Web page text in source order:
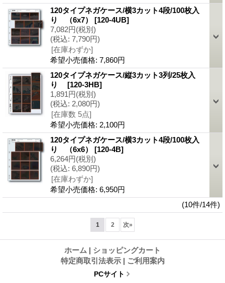
120タイプネガケース/横3カット4段/100枚入
り （6x7） [120-4UB]
7,082円(税別)
(税込: 7,790円)
[在庫わずか]
希望小売価格: 7,860円
120タイプネガケース/縦3カット3列/25枚入
り [120-3HB]
1,891円(税別)
(税込: 2,080円)
[在庫数 5点]
希望小売価格: 2,100円
120タイプネガケース/横3カット4段/100枚入
り （6x6） [120-4B]
6,264円(税別)
(税込: 6,890円)
[在庫わずか]
希望小売価格: 6,950円
(10件/14件)
1 2 次»
ホーム | ショッピングカート
特定商取引法表示 | ご利用案内
PCサイト